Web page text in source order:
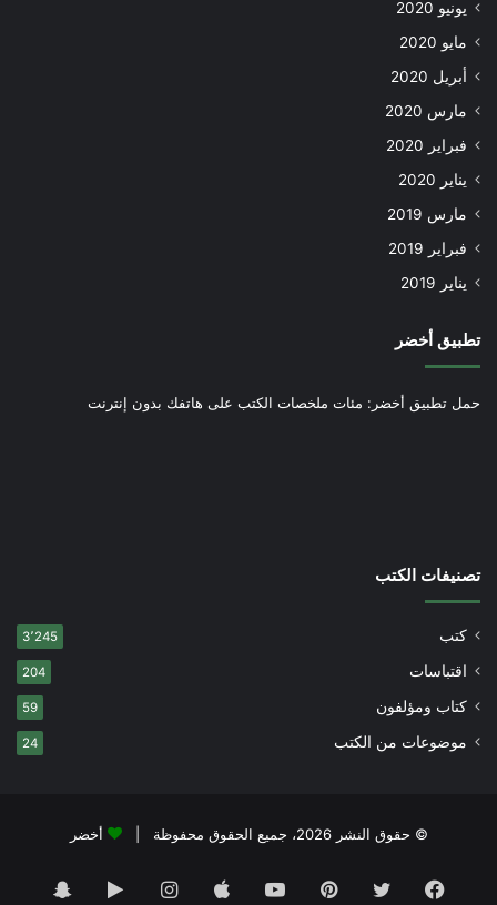
يونيو 2020
مايو 2020
أبريل 2020
مارس 2020
فبراير 2020
يناير 2020
مارس 2019
فبراير 2019
يناير 2019
تطبيق أخضر
حمل تطبيق أخضر: مئات ملخصات الكتب على هاتفك بدون إنترنت
تصنيفات الكتب
كتب 3٬245
اقتباسات 204
كتاب ومؤلفون 59
موضوعات من الكتب 24
© حقوق النشر 2026، جميع الحقوق محفوظة | أخضر
فيسبوك تويتر بينتيريستيوتيوب انستقرام‏Google